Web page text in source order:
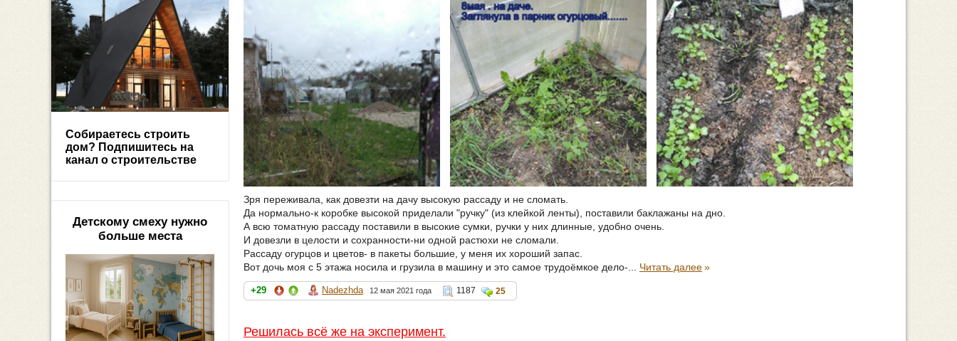
Зря переживала, как довезти на дачу высокую рассаду и не сломать.
Да нормально-к коробке высокой приделали "ручку" (из клейкой ленты), поставили баклажаны на дно.
А всю томатную рассаду поставили в высокие сумки, ручки у них длинные, удобно очень.
И довезли в целости и сохранности-ни одной растюхи не сломали.
Рассаду огурцов и цветов- в пакеты большие, у меня их хороший запас.
Вот дочь моя с 5 этажа носила и грузила в машину и это самое трудоёмкое дело-... Читать далее»
+29 Nadezhda 12 мая 2021 года 1187 25
Решилась всё же на эксперимент.
Собираетесь строить
дом? Подпишитесь на
канал о строительстве
Детскому смеху нужно
больше места